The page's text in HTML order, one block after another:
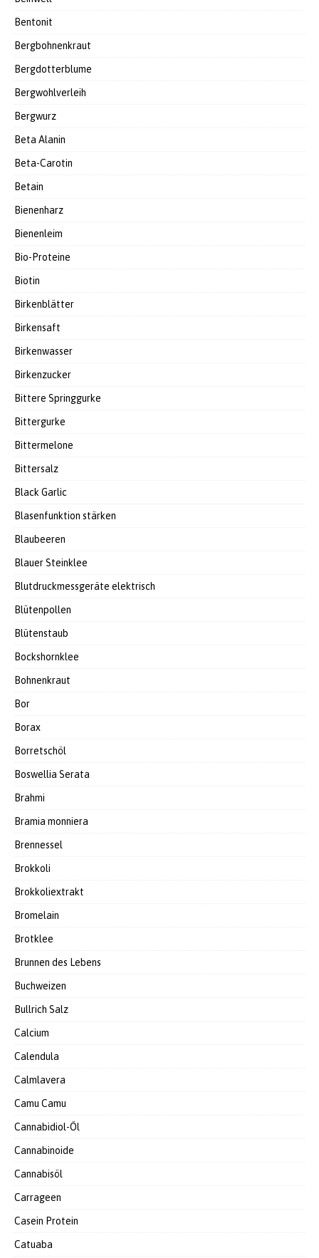
Bentonit
Bergbohnenkraut
Bergdotterblume
Bergwohlverleih
Bergwurz
Beta Alanin
Beta-Carotin
Betain
Bienenharz
Bienenleim
Bio-Proteine
Biotin
Birkenblätter
Birkensaft
Birkenwasser
Birkenzucker
Bittere Springgurke
Bittergurke
Bittermelone
Bittersalz
Black Garlic
Blasenfunktion stärken
Blaubeeren
Blauer Steinklee
Blutdruckmessgeräte elektrisch
Blütenpollen
Blütenstaub
Bockshornklee
Bohnenkraut
Bor
Borax
Borretschöl
Boswellia Serata
Brahmi
Bramia monniera
Brennessel
Brokkoli
Brokkoliextrakt
Bromelain
Brotklee
Brunnen des Lebens
Buchweizen
Bullrich Salz
Calcium
Calendula
Calmlavera
Camu Camu
Cannabidiol-Öl
Cannabinoide
Cannabisöl
Carrageen
Casein Protein
Catuaba